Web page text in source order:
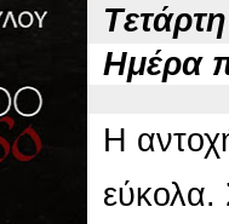
Τ
Ημέρα
Η